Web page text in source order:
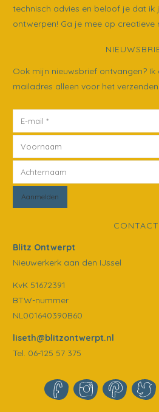
technisch advies en beloof je dat ik
ontwerpen! Ga je mee op creatieve
Ook mijn nieuwsbrief ontvangen?
mailadres alleen voor het
CONTACT
Blitz Ontwerpt
Nieuwerkerk aan den IJssel
KvK 51672391
BTW-nummer
NL001640390B60
liseth@blitzontwerpt.nl
Tel. 06-125 57 375